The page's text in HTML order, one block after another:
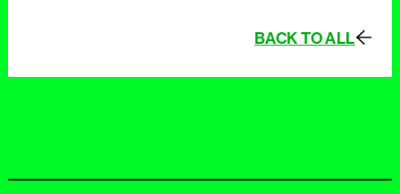
BACK TO ALL